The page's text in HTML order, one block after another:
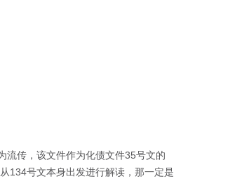
流传，该文件作为化债文件35号文的
134号文本身出发进行解读，那一定是